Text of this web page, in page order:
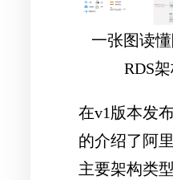
一张图读
RDS
在v1版本发
的介绍了阿
主要架构类